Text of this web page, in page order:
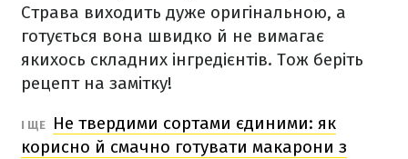
Страва виходить дуже оригінальною, а
готується вона швидко й не вимагає
якихось складних інгредієнтів. Тож беріть
рецепт на замітку!
І ЩЕ
Не твердими сортами єдиними: як
корисно й смачно готувати макарони з